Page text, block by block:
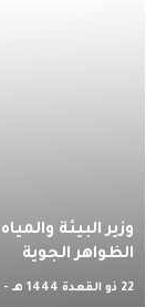
وزير البيئة
الظواهر الجوية
22 ذو القعدة 1444 هـ - 11 يونيو 2023 م